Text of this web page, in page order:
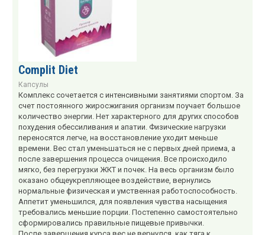
Complit Diet
Капсулы
Комплекс сочетается с интенсивными занятиями спортом. За
счет постоянного жиросжигания организм поучает большое
количество энергии. Нет характерного для других способов
похудения обессиливания и апатии. Физические нагрузки
переносятся легче, на восстановление уходит меньше
времени. Вес стал уменьшаться не с первых дней приема, а
после завершения процесса очищения. Все происходило
мягко, без перегрузки ЖКТ и почек. На весь организм было
оказано общеукрепляющее воздействие, вернулись
нормальные физическая и умственная работоспособность.
Аппетит уменьшился, для появления чувства насыщения
требовались меньшие порции. Постепенно самостоятельно
сформировались правильные пищевые привычки.